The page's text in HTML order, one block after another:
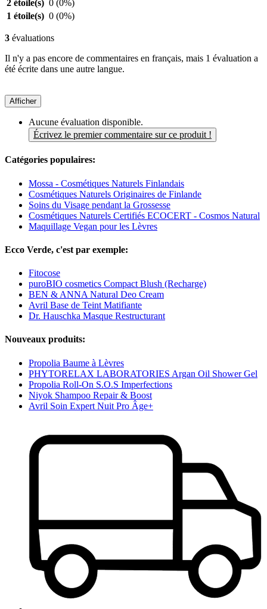
2 étoile(s) 0 (0%)
1 étoile(s) 0 (0%)
3 évaluations
Il n'y a pas encore de commentaires en français, mais 1 évaluation a
été écrite dans une autre langue.
Afficher
Aucune évaluation disponible.
Écrivez le premier commentaire sur ce produit !
Catégories populaires:
Mossa - Cosmétiques Naturels Finlandais
Cosmétiques Naturels Originaires de Finlande
Soins du Visage pendant la Grossesse
Cosmétiques Naturels Certifiés ECOCERT - Cosmos Natural
Maquillage Vegan pour les Lèvres
Ecco Verde, c'est par exemple:
Fitocose
puroBIO cosmetics Compact Blush (Recharge)
BEN & ANNA Natural Deo Cream
Avril Base de Teint Matifiante
Dr. Hauschka Masque Restructurant
Nouveaux produits:
Propolia Baume à Lèvres
PHYTORELAX LABORATORIES Argan Oil Shower Gel
Propolia Roll-On S.O.S Imperfections
Niyok Shampoo Repair & Boost
Avril Soin Expert Nuit Pro Âge+